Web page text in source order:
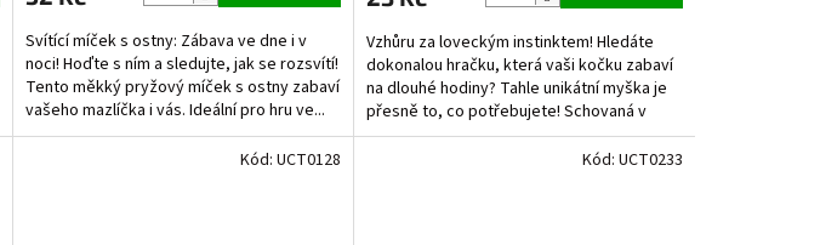
Svítící míček s ostny: Zábava ve dne i v
noci! Hoďte s ním a sledujte, jak se rozsvítí!
Tento měkký pryžový míček s ostny zabaví
vašeho mazlíčka i vás. Ideální pro hru ve...
Vzhůru za loveckým instinktem! Hledáte
dokonalou hračku, která vaši kočku zabaví
na dlouhé hodiny? Tahle unikátní myška je
přesně to, co potřebujete! Schovaná v
pevné...
Kód: UCT0128 Kód: UCT0233